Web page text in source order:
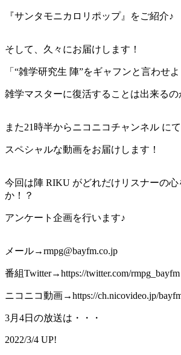
『サンタモニカロリポップ』をご紹介♪
そして、久々にお届けします！
「“雑学研究生 陣”をギャフンと言わせよ
雑学マスターに復活することは出来るの
また21時半からニコニコチャンネル にて
スペシャルな動画をお届けします！
今回は陣 RIKU がどれだけリスナーの
か！？
アンケート企画を行います♪
メール→rmpg@bayfm.co.jp
番組Twitter→https://twitter.com/rmpg_bayfm
ニコニコ動画→https://ch.nicovideo.jp/
3月4日の放送は・・・
2022/3/4 UP!